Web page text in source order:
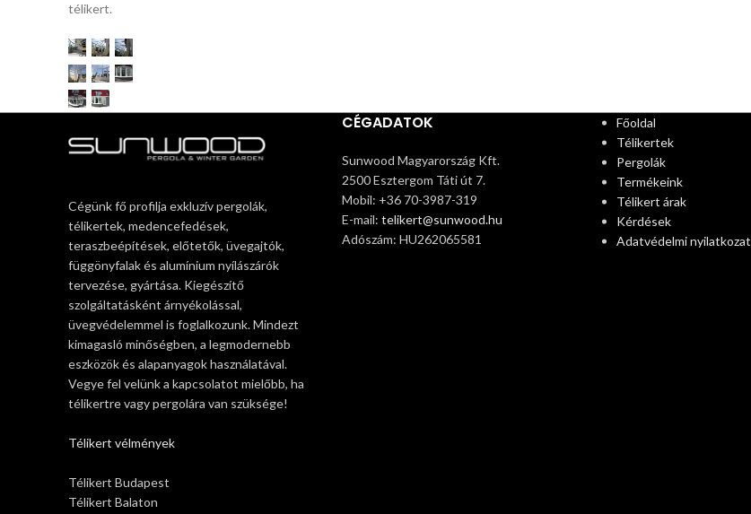
télikert.
Cégünk fő profilja exkluzív pergolák,
télikertek, medencefedések,
teraszbeépítések, előtetők, üvegajtók,
függönyfalak és alumínium nyílászárók
tervezése, gyártása. Kiegészítő
szolgáltatásként árnyékolással,
üvegvédelemmel is foglalkozunk. Mindezt
kimagasló minőségben, a legmodernebb
eszközök és alapanyagok használatával.
Vegye fel velünk a kapcsolatot mielőbb, ha
télikertre vagy pergolára van szüksége!
Télikert vélmények
Télikert Budapest
Télikert Balaton
CÉGADATOK
Sunwood Magyarország Kft.
2500 Esztergom Táti út 7.
Mobil: +36 70-3987-319
E-mail:telikert@sunwood.hu
Adószám: HU262065581
Főoldal
Télikertek
Pergolák
Termékeink
Télikert árak
Kérdések
Adatvédelmi nyilatkozat